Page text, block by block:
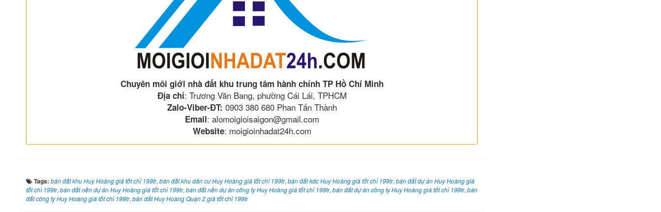
Chuyên môi giới nhà đất khu trung tâm hành chính TP Hồ Chí Minh
Địa chỉ: Trương Văn Bang, phường Cái Lái, TPHCM
Zalo-Viber-ĐT: 0903 380 680 Phan Tấn Thành
Email: alomoigioisaigon@gmail.com
Website: moigioinhadat24h.com
Tags: bán đất khu Huy Hoàng giá tốt chỉ 199tr, bán đất khu dân cư Huy Hoàng giá tốt chỉ 199tr, bán đất kdc Huy Hoàng giá tốt chỉ 199tr, bán đất dự án Huy Hoàng giá
tốt chỉ 199tr, bán đất nền dự án Huy Hoàng giá tốt chỉ 199tr, bán đất nền dự án công ty Huy Hoàng giá tốt chỉ 199tr, bán đất dự án công ty Huy Hoàng giá tốt chỉ 199tr, bán
đất công ty Huy Hoàng giá tốt chỉ 199tr, bán đất Huy Hoàng Quận 2 giá tốt chỉ 199tr